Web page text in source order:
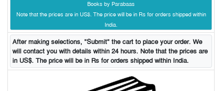
Books by Parabaas
Note that the prices are in US$. The price will be in Rs for orders shipped within
India.
After making selections, "Submit" the cart to place your order. We
will contact you with details within 24 hours. Note that the prices are
in US$. The price will be in Rs for orders shipped within India.